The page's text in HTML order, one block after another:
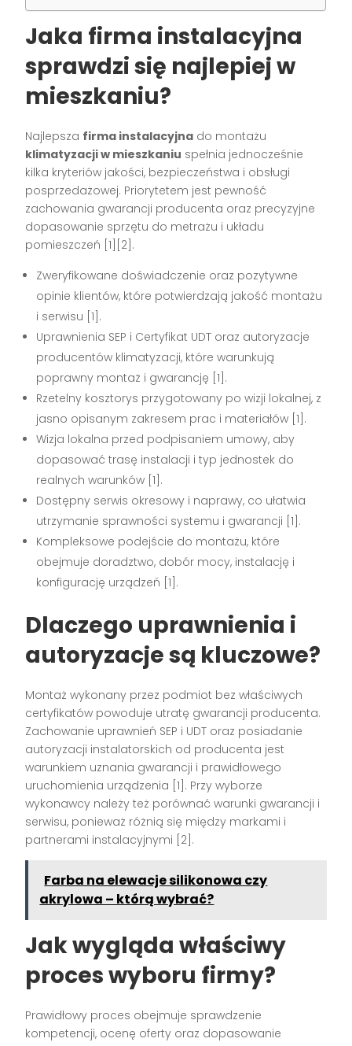
Jaka firma instalacyjna
sprawdzi się najlepiej w
mieszkaniu?
Najlepsza firma instalacyjna do montażu
klimatyzacji w mieszkaniu spełnia jednocześnie
kilka kryteriów jakości, bezpieczeństwa i obsługi
posprzedażowej. Priorytetem jest pewność
zachowania gwarancji producenta oraz precyzyjne
dopasowanie sprzętu do metrażu i układu
pomieszczeń [1][2] .
Zweryfikowane doświadczenie oraz pozytywne
opinie klientów, które potwierdzają jakość montażu
i serwisu [1] .
Uprawnienia SEP i Certyfikat UDT oraz autoryzacje
producentów klimatyzacji, które warunkują
poprawny montaż i gwarancję [1] .
Rzetelny kosztorys przygotowany po wizji lokalnej, z
jasno opisanym zakresem prac i materiałów [1] .
Wizja lokalna przed podpisaniem umowy, aby
dopasować trasę instalacji i typ jednostek do
realnych warunków [1] .
Dostępny serwis okresowy i naprawy, co ułatwia
utrzymanie sprawności systemu i gwarancji [1] .
Kompleksowe podejście do montażu, które
obejmuje doradztwo, dobór mocy, instalację i
konfigurację urządzeń [1] .
Dlaczego uprawnienia i
autoryzacje są kluczowe?
Montaż wykonany przez podmiot bez właściwych
certyfikatów powoduje utratę gwarancji producenta.
Zachowanie uprawnień SEP i UDT oraz posiadanie
autoryzacji instalatorskich od producenta jest
warunkiem uznania gwarancji i prawidłowego
uruchomienia urządzenia [1] . Przy wyborze
wykonawcy należy też porównać warunki gwarancji i
serwisu, ponieważ różnią się między markami i
partnerami instalacyjnymi [2] .
Farba na elewacje silikonowa czy
akrylowa – którą wybrać?
Jak wygląda właściwy
proces wyboru firmy?
Prawidłowy proces obejmuje sprawdzenie
kompetencji, ocenę oferty oraz dopasowanie